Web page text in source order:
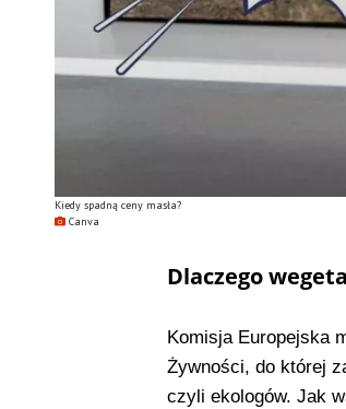
Kiedy spadną ceny masła?
Canva
Dlaczego
Komisja Europejska
Żywności, do której
czyli ekologów. Jak